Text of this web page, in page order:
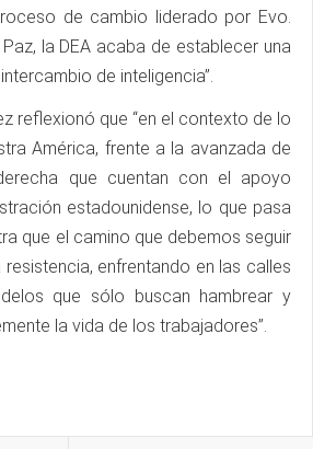
de cambio liderado por Evo.
la DEA acaba de establecer una
de inteligencia”.
reflexionó que “en el contexto de lo
América, frente a la avanzada de
que cuentan con el apoyo
estadounidense, lo que pasa
que el camino que debemos seguir
enfrentando en las calles
que sólo buscan hambrear y
la vida de los trabajadores”.